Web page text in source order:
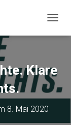
Klare
8. Mai 2020